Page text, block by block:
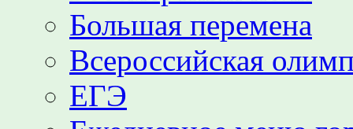
Большая перемена
Всероссийская
ЕГЭ